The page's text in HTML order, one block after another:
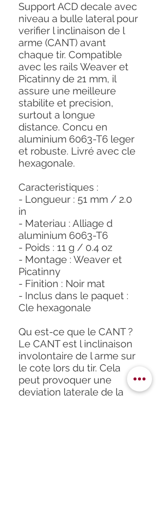
Support ACD decale avec
niveau a bulle lateral pour
verifier l inclinaison de l
arme (CANT) avant
chaque tir. Compatible
avec les rails Weaver et
Picatinny de 21 mm, il
assure une meilleure
stabilite et precision,
surtout a longue
distance. Concu en
aluminium 6063-T6 leger
et robuste. Livré avec cle
hexagonale.
Caracteristiques :
- Longueur : 51 mm / 2.0
in
- Materiau : Alliage d
aluminium 6063-T6
- Poids : 11 g / 0.4 oz
- Montage : Weaver et
Picatinny
- Finition : Noir mat
- Inclus dans le paquet :
Cle hexagonale
Qu est-ce que le CANT ?
Le CANT est l inclinaison
involontaire de l arme sur
le cote lors du tir. Cela
peut provoquer une
deviation laterale de la